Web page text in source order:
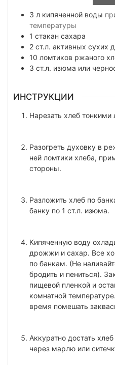
3 л кипяченной воды
температуры
1 стакан сахара
2 ст.л. активных сухих
10 ломтиков ржаного
3 ст.л. изюма или
ИНСТРУКЦИИ
Нарезать хлеб тонкими
Разогреть духовку в
ней ломтики хлеба,
стороны.
Разложить хлеб по
банку по 1 ст.л. изюма.
Кипяченную воду
дрожжи и сахар. Все
по банкам. (Не
бродить и пениться).
пищевой пленкой и
комнатной
время помешать
Аккуратно достать
через марлю или